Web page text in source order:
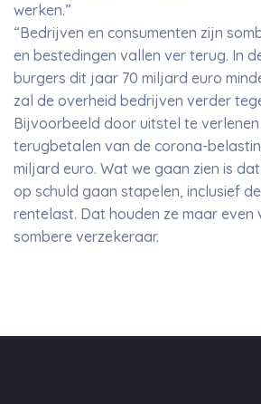
werken.”
“Bedrijven en consumenten zijn
en bestedingen vallen ver terug. In
burgers dit jaar 70 miljard euro
zal de overheid bedrijven verder
Bijvoorbeeld door uitstel te
terugbetalen van de corona-
miljard euro. Wat we gaan zien is
op schuld gaan stapelen, inclusief
rentelast. Dat houden ze maar even
sombere verzekeraar.